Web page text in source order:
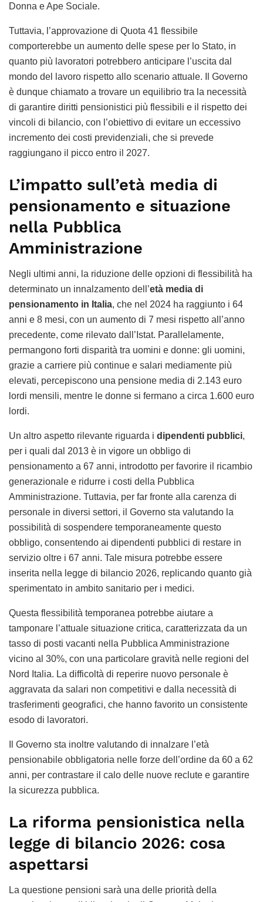
Donna e Ape Sociale.
Tuttavia, l’approvazione di Quota 41 flessibile
comporterebbe un aumento delle spese per lo Stato, in
quanto più lavoratori potrebbero anticipare l’uscita dal
mondo del lavoro rispetto allo scenario attuale. Il Governo
è dunque chiamato a trovare un equilibrio tra la necessità
di garantire diritti pensionistici più flessibili e il rispetto dei
vincoli di bilancio, con l’obiettivo di evitare un eccessivo
incremento dei costi previdenziali, che si prevede
raggiungano il picco entro il 2027.
L’impatto sull’età media di
pensionamento e situazione
nella Pubblica
Amministrazione
Negli ultimi anni, la riduzione delle opzioni di flessibilità ha
determinato un innalzamento dell’età media di
pensionamento in Italia, che nel 2024 ha raggiunto i 64
anni e 8 mesi, con un aumento di 7 mesi rispetto all’anno
precedente, come rilevato dall’Istat. Parallelamente,
permangono forti disparità tra uomini e donne: gli uomini,
grazie a carriere più continue e salari mediamente più
elevati, percepiscono una pensione media di 2.143 euro
lordi mensili, mentre le donne si fermano a circa 1.600 euro
lordi.
Un altro aspetto rilevante riguarda i dipendenti pubblici,
per i quali dal 2013 è in vigore un obbligo di
pensionamento a 67 anni, introdotto per favorire il ricambio
generazionale e ridurre i costi della Pubblica
Amministrazione. Tuttavia, per far fronte alla carenza di
personale in diversi settori, il Governo sta valutando la
possibilità di sospendere temporaneamente questo
obbligo, consentendo ai dipendenti pubblici di restare in
servizio oltre i 67 anni. Tale misura potrebbe essere
inserita nella legge di bilancio 2026, replicando quanto già
sperimentato in ambito sanitario per i medici.
Questa flessibilità temporanea potrebbe aiutare a
tamponare l’attuale situazione critica, caratterizzata da un
tasso di posti vacanti nella Pubblica Amministrazione
vicino al 30%, con una particolare gravità nelle regioni del
Nord Italia. La difficoltà di reperire nuovo personale è
aggravata da salari non competitivi e dalla necessità di
trasferimenti geografici, che hanno favorito un consistente
esodo di lavoratori.
Il Governo sta inoltre valutando di innalzare l’età
pensionabile obbligatoria nelle forze dell’ordine da 60 a 62
anni, per contrastare il calo delle nuove reclute e garantire
la sicurezza pubblica.
La riforma pensionistica nella
legge di bilancio 2026: cosa
aspettarsi
La questione pensioni sarà una delle priorità della